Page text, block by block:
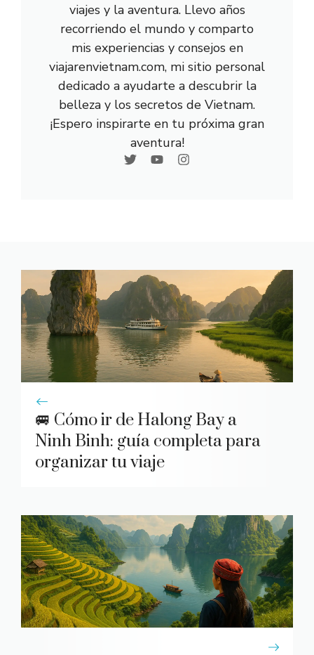
viajes y la aventura. Llevo años
recorriendo el mundo y comparto
mis experiencias y consejos en
viajarenvietnam.com, mi sitio personal
dedicado a ayudarte a descubrir la
belleza y los secretos de Vietnam.
¡Espero inspirarte en tu próxima gran
aventura!
🚐 Cómo ir de Halong Bay a
Ninh Binh: guía completa para
organizar tu viaje